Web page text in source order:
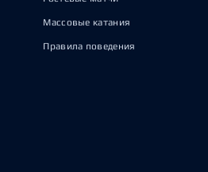
Массовые катания
Правила поведения